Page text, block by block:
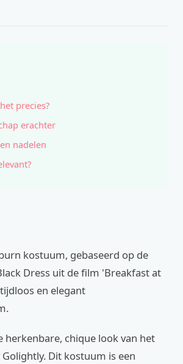
precies?
erachter
nadelen
kostuum, gebaseerd op de
Dress uit de film 'Breakfast at
en elegant
herkenbare, chique look van het
Dit kostuum is een